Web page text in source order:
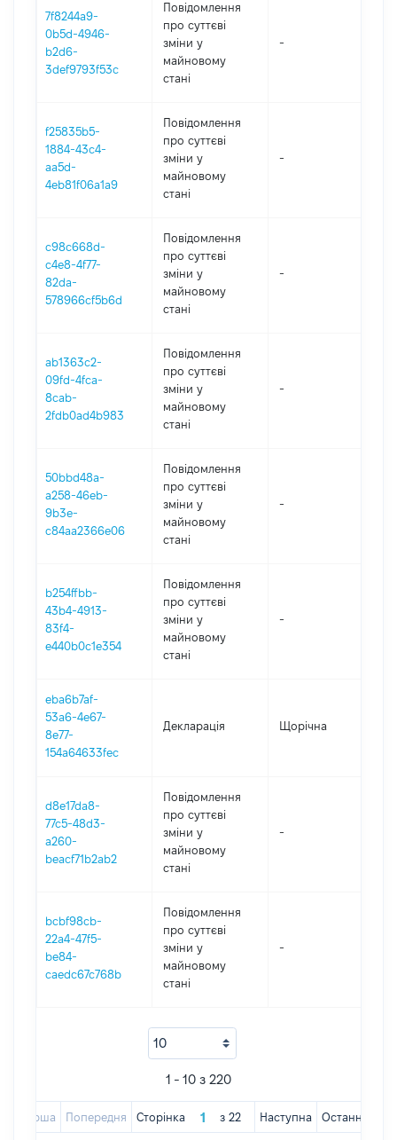
7f8244a9-
0b5d-4946-
b2d6-
3def9793f53c
Повідомлення
про суттєві
зміни y
майновому
стані
-
f25835b5-
1884-43c4-
aa5d-
4eb81f06a1a9
Повідомлення
про суттєві
зміни y
майновому
стані
-
c98c668d-
c4e8-4f77-
82da-
578966cf5b6d
Повідомлення
про суттєві
зміни y
майновому
стані
-
ab1363c2-
09fd-4fca-
8cab-
2fdb0ad4b983
Повідомлення
про суттєві
зміни y
майновому
стані
-
50bbd48a-
a258-46eb-
9b3e-
c84aa2366e06
Повідомлення
про суттєві
зміни y
майновому
стані
-
b254ffbb-
43b4-4913-
83f4-
e440b0c1e354
Повідомлення
про суттєві
зміни y
майновому
стані
-
eba6b7af-
53a6-4e67-
8e77-
154a64633fec
Декларація Щорічна
d8e17da8-
77c5-48d3-
a260-
beacf71b2ab2
Повідомлення
про суттєві
зміни y
майновому
стані
-
bcbf98cb-
22a4-47f5-
be84-
caedc67c768b
Повідомлення
про суттєві
зміни y
майновому
стані
-
1 - 10 з 220
Перша Попередня Сторінка з 22 Наступна Остання